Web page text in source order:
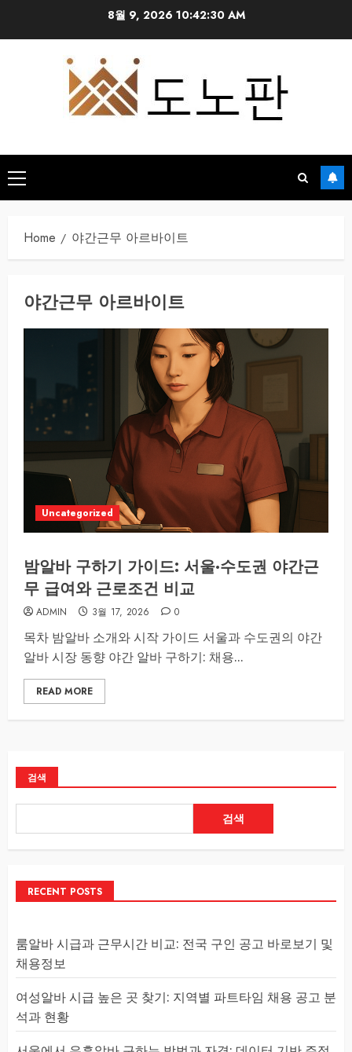
8월 9, 2026 10:42:30 AM
Primary
Menu
Home 야간근무 아르바이트
야간근무 아르바이트
Uncategorized
밤알바 구하기 가이드: 서울·수도권 야간근
무 급여와 근로조건 비교
ADMIN 3월 17, 2026 0
목차 밤알바 소개와 시작 가이드 서울과 수도권의 야간
알바 시장 동향 야간 알바 구하기: 채용...
READ MORE
검색
검색
RECENT POSTS
룸알바 시급과 근무시간 비교: 전국 구인 공고 바로보기 및
채용정보
여성알바 시급 높은 곳 찾기: 지역별 파트타임 채용 공고 분
석과 현황